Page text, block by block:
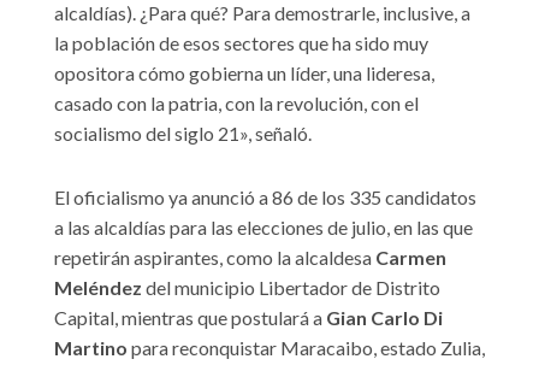
alcaldías). ¿Para qué? Para demostrarle, inclusive, a
la población de esos sectores que ha sido muy
opositora cómo gobierna un líder, una lideresa,
casado con la patria, con la revolución, con el
socialismo del siglo 21», señaló.
El oficialismo ya anunció a 86 de los 335 candidatos
a las alcaldías para las elecciones de julio, en las que
repetirán aspirantes, como la alcaldesa Carmen
Meléndez del municipio Libertador de Distrito
Capital, mientras que postulará a Gian Carlo Di
Martino para reconquistar Maracaibo, estado Zulia,